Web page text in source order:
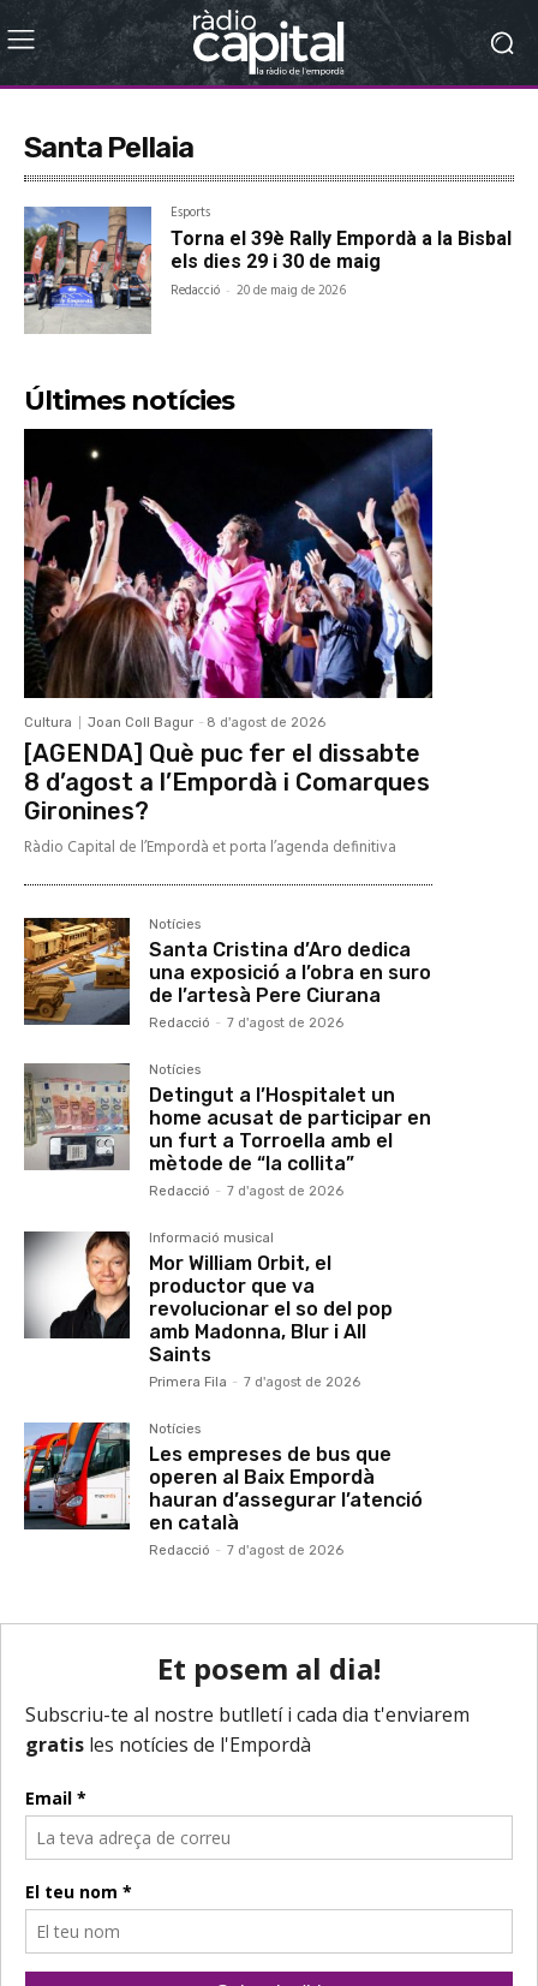
Santa Pellaia
Esports
Torna el 39è Rally Empordà a la Bisbal
els dies 29 i 30 de maig
Redacció - 20 de maig de 2026
Últimes notícies
Cultura Joan Coll Bagur - 8 d'agost de 2026
[AGENDA] Què puc fer el dissabte
8 d’agost a l’Empordà i Comarques
Gironines?
Ràdio Capital de l’Empordà et porta l’agenda definitiva
Notícies
Santa Cristina d’Aro dedica
una exposició a l’obra en suro
de l’artesà Pere Ciurana
Redacció - 7 d'agost de 2026
Notícies
Detingut a l’Hospitalet un
home acusat de participar en
un furt a Torroella amb el
mètode de “la collita”
Redacció - 7 d'agost de 2026
Informació musical
Mor William Orbit, el
productor que va
revolucionar el so del pop
amb Madonna, Blur i All
Saints
Primera Fila - 7 d'agost de 2026
Notícies
Les empreses de bus que
operen al Baix Empordà
hauran d’assegurar l’atenció
en català
Redacció - 7 d'agost de 2026